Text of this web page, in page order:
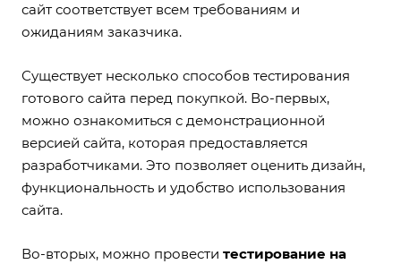
сайт соответствует всем требованиям и
ожиданиям заказчика.
Существует несколько способов тестирования
готового сайта перед покупкой. Во-первых,
можно ознакомиться с демонстрационной
версией сайта, которая предоставляется
разработчиками. Это позволяет оценить дизайн,
функциональность и удобство использования
сайта.
Во-вторых, можно провести тестирование на